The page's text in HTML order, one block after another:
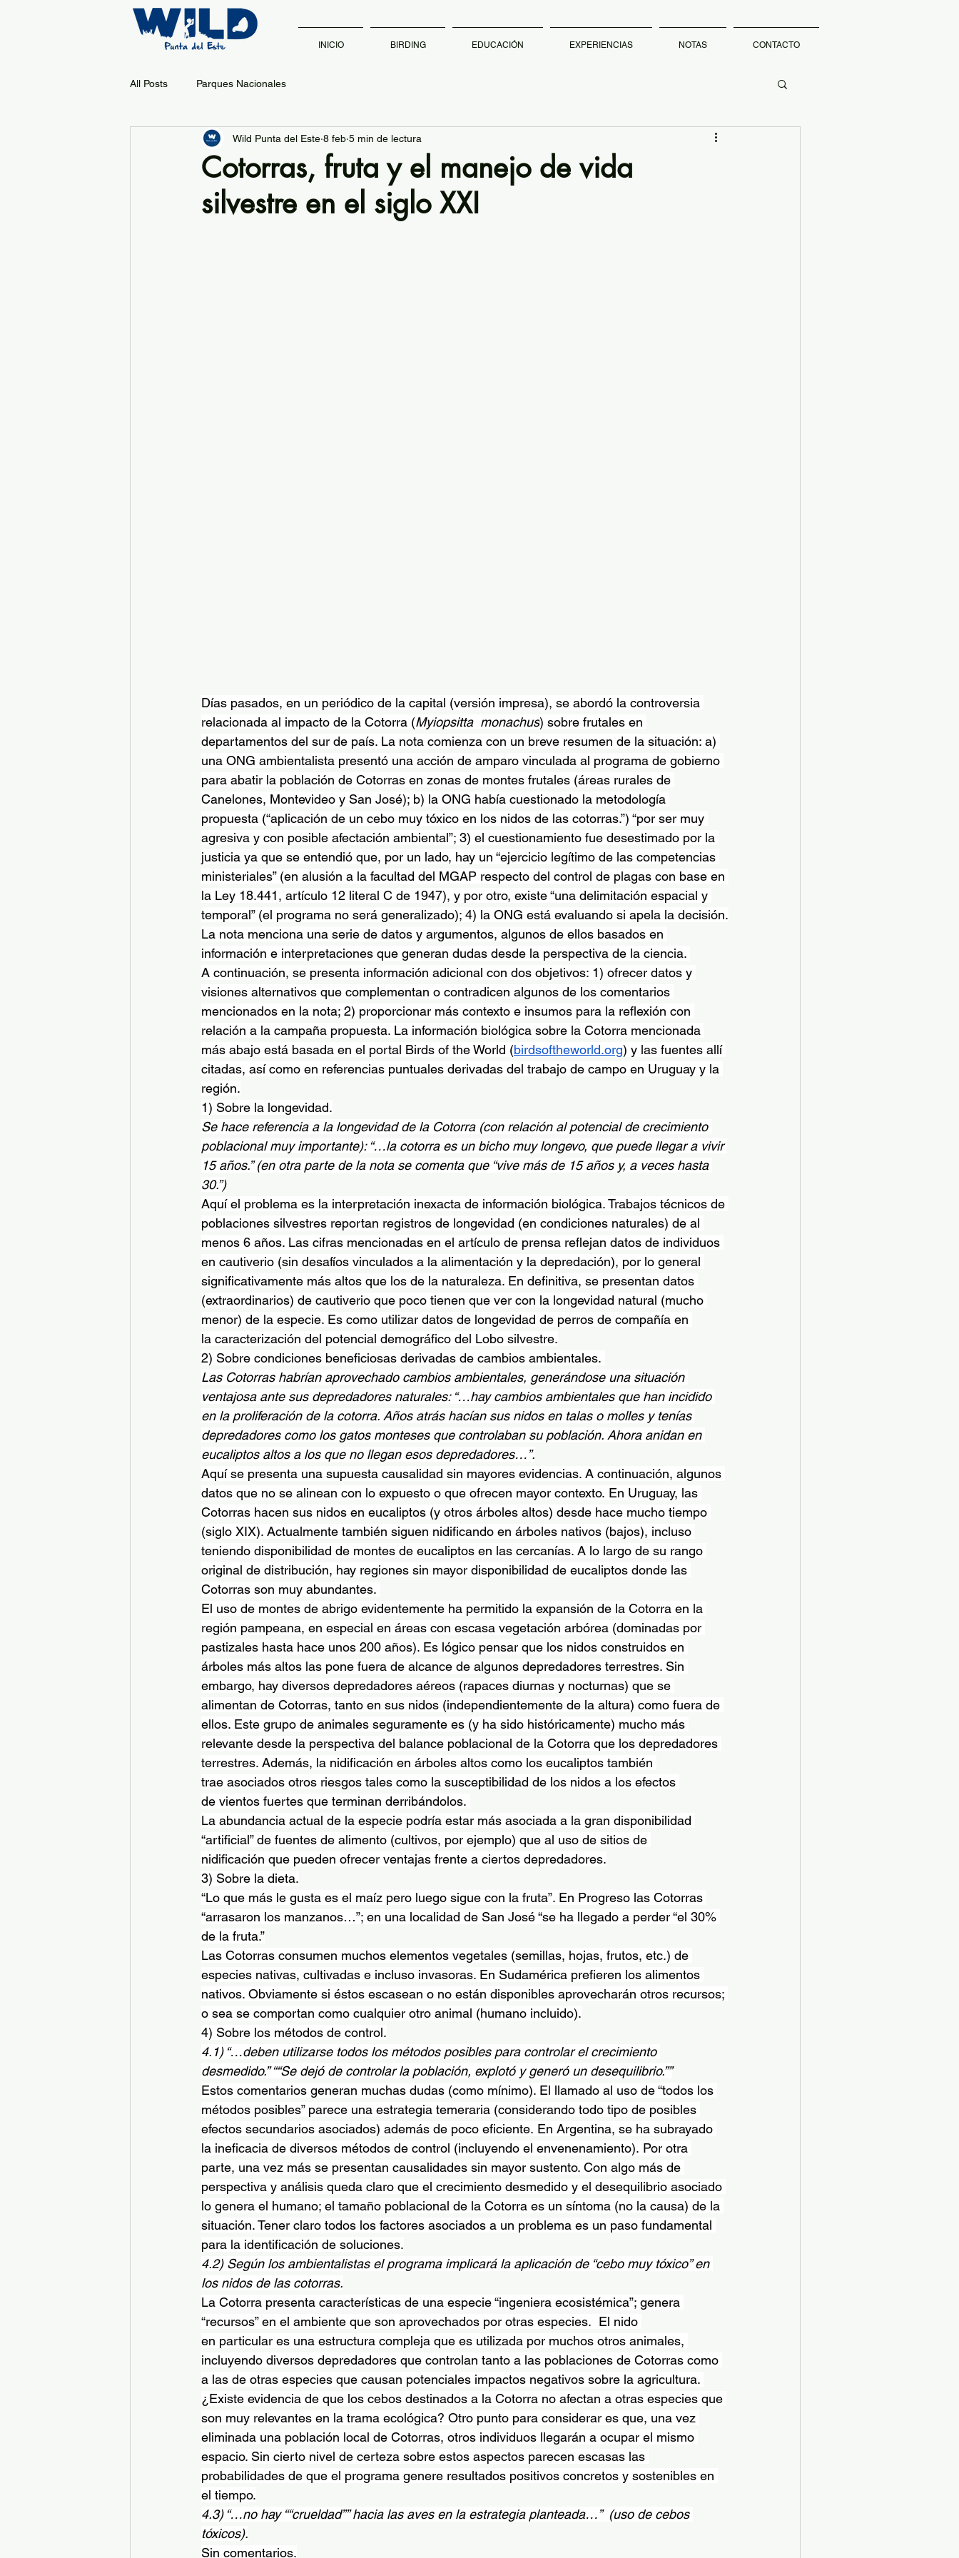
INICIO BIRDING EDUCACIÓN EXPERIENCIAS NOTAS CONTACTO
All Posts Parques Nacionales
Cotorras, fruta y el manejo de vida
silvestre en el siglo XXI
Wild Punta del Este 8 feb 5 min de lectura
Días pasados, en un periódico de la capital (versión impresa), se abordó la controversia
relacionada al impacto de la Cotorra (Myiopsitta  monachus) sobre frutales en
departamentos del sur de país. La nota comienza con un breve resumen de la situación: a)
una ONG ambientalista presentó una acción de amparo vinculada al programa de gobierno
para abatir la población de Cotorras en zonas de montes frutales (áreas rurales de
Canelones, Montevideo y San José); b) la ONG había cuestionado la metodología
propuesta (“aplicación de un cebo muy tóxico en los nidos de las cotorras.”) “por ser muy
agresiva y con posible afectación ambiental”; 3) el cuestionamiento fue desestimado por la
justicia ya que se entendió que, por un lado, hay un “ejercicio legítimo de las competencias
ministeriales” (en alusión a la facultad del MGAP respecto del control de plagas con base en
la Ley 18.441, artículo 12 literal C de 1947), y por otro, existe “una delimitación espacial y
temporal” (el programa no será generalizado); 4) la ONG está evaluando si apela la decisión.
La nota menciona una serie de datos y argumentos, algunos de ellos basados en
información e interpretaciones que generan dudas desde la perspectiva de la ciencia.
A continuación, se presenta información adicional con dos objetivos: 1) ofrecer datos y
visiones alternativos que complementan o contradicen algunos de los comentarios
mencionados en la nota; 2) proporcionar más contexto e insumos para la reflexión con
relación a la campaña propuesta. La información biológica sobre la Cotorra mencionada
más abajo está basada en el portal Birds of the World (birdsoftheworld.org) y las fuentes allí
citadas, así como en referencias puntuales derivadas del trabajo de campo en Uruguay y la
región.
1) Sobre la longevidad.
Se hace referencia a la longevidad de la Cotorra (con relación al potencial de crecimiento
poblacional muy importante): “…la cotorra es un bicho muy longevo, que puede llegar a vivir
15 años.” (en otra parte de la nota se comenta que “vive más de 15 años y, a veces hasta
30.”)
Aquí el problema es la interpretación inexacta de información biológica. Trabajos técnicos de
poblaciones silvestres reportan registros de longevidad (en condiciones naturales) de al
menos 6 años. Las cifras mencionadas en el artículo de prensa reflejan datos de individuos
en cautiverio (sin desafíos vinculados a la alimentación y la depredación), por lo general
significativamente más altos que los de la naturaleza. En definitiva, se presentan datos
(extraordinarios) de cautiverio que poco tienen que ver con la longevidad natural (mucho
menor) de la especie. Es como utilizar datos de longevidad de perros de compañía en
la caracterización del potencial demográfico del Lobo silvestre.
2) Sobre condiciones beneficiosas derivadas de cambios ambientales.
Las Cotorras habrían aprovechado cambios ambientales, generándose una situación
ventajosa ante sus depredadores naturales: “…hay cambios ambientales que han incidido
en la proliferación de la cotorra. Años atrás hacían sus nidos en talas o molles y tenías
depredadores como los gatos monteses que controlaban su población. Ahora anidan en
eucaliptos altos a los que no llegan esos depredadores…”.
Aquí se presenta una supuesta causalidad sin mayores evidencias. A continuación, algunos
datos que no se alinean con lo expuesto o que ofrecen mayor contexto. En Uruguay, las
Cotorras hacen sus nidos en eucaliptos (y otros árboles altos) desde hace mucho tiempo
(siglo XIX). Actualmente también siguen nidificando en árboles nativos (bajos), incluso
teniendo disponibilidad de montes de eucaliptos en las cercanías. A lo largo de su rango
original de distribución, hay regiones sin mayor disponibilidad de eucaliptos donde las
Cotorras son muy abundantes.
El uso de montes de abrigo evidentemente ha permitido la expansión de la Cotorra en la
región pampeana, en especial en áreas con escasa vegetación arbórea (dominadas por
pastizales hasta hace unos 200 años). Es lógico pensar que los nidos construidos en
árboles más altos las pone fuera de alcance de algunos depredadores terrestres. Sin
embargo, hay diversos depredadores aéreos (rapaces diurnas y nocturnas) que se
alimentan de Cotorras, tanto en sus nidos (independientemente de la altura) como fuera de
ellos. Este grupo de animales seguramente es (y ha sido históricamente) mucho más
relevante desde la perspectiva del balance poblacional de la Cotorra que los depredadores
terrestres. Además, la nidificación en árboles altos como los eucaliptos también
trae asociados otros riesgos tales como la susceptibilidad de los nidos a los efectos
de vientos fuertes que terminan derribándolos.
La abundancia actual de la especie podría estar más asociada a la gran disponibilidad
“artificial” de fuentes de alimento (cultivos, por ejemplo) que al uso de sitios de
nidificación que pueden ofrecer ventajas frente a ciertos depredadores.
3) Sobre la dieta.
“Lo que más le gusta es el maíz pero luego sigue con la fruta”. En Progreso las Cotorras
“arrasaron los manzanos…”; en una localidad de San José “se ha llegado a perder “el 30%
de la fruta.”
Las Cotorras consumen muchos elementos vegetales (semillas, hojas, frutos, etc.) de
especies nativas, cultivadas e incluso invasoras. En Sudamérica prefieren los alimentos
nativos. Obviamente si éstos escasean o no están disponibles aprovecharán otros recursos;
o sea se comportan como cualquier otro animal (humano incluido).
4) Sobre los métodos de control.
4.1) “…deben utilizarse todos los métodos posibles para controlar el crecimiento
desmedido.” ““Se dejó de controlar la población, explotó y generó un desequilibrio.””
Estos comentarios generan muchas dudas (como mínimo). El llamado al uso de “todos los
métodos posibles” parece una estrategia temeraria (considerando todo tipo de posibles
efectos secundarios asociados) además de poco eficiente. En Argentina, se ha subrayado
la ineficacia de diversos métodos de control (incluyendo el envenenamiento). Por otra
parte, una vez más se presentan causalidades sin mayor sustento. Con algo más de
perspectiva y análisis queda claro que el crecimiento desmedido y el desequilibrio asociado
lo genera el humano; el tamaño poblacional de la Cotorra es un síntoma (no la causa) de la
situación. Tener claro todos los factores asociados a un problema es un paso fundamental
para la identificación de soluciones.
4.2) Según los ambientalistas el programa implicará la aplicación de “cebo muy tóxico” en
los nidos de las cotorras.
La Cotorra presenta características de una especie “ingeniera ecosistémica”; genera
“recursos” en el ambiente que son aprovechados por otras especies.  El nido
en particular es una estructura compleja que es utilizada por muchos otros animales,
incluyendo diversos depredadores que controlan tanto a las poblaciones de Cotorras como
a las de otras especies que causan potenciales impactos negativos sobre la agricultura.
¿Existe evidencia de que los cebos destinados a la Cotorra no afectan a otras especies que
son muy relevantes en la trama ecológica? Otro punto para considerar es que, una vez
eliminada una población local de Cotorras, otros individuos llegarán a ocupar el mismo
espacio. Sin cierto nivel de certeza sobre estos aspectos parecen escasas las
probabilidades de que el programa genere resultados positivos concretos y sostenibles en
el tiempo.
4.3) “…no hay ““crueldad”” hacia las aves en la estrategia planteada…”  (uso de cebos
tóxicos).
Sin comentarios.